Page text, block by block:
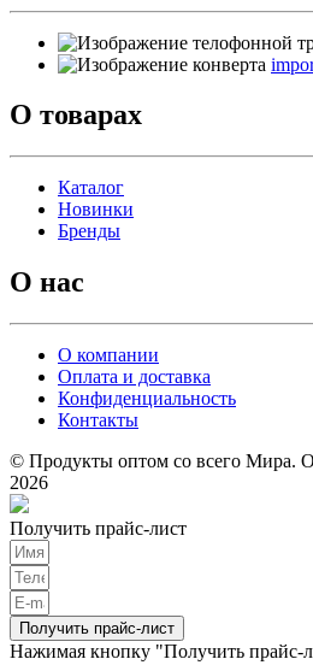
О товарах
Каталог
Новинки
Бренды
О нас
О компании
Оплата и доставка
Конфиденциальность
Контакты
© Продукты оптом со всего Мира.
2026
Получить прайс-лист
Получить прайс-лист
Нажимая кнопку "Получить прайс-